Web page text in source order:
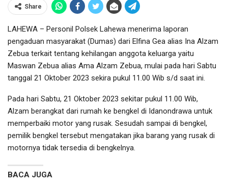
Share
LAHEWA – Personil Polsek Lahewa menerima laporan
pengaduan masyarakat (Dumas) dari Elfina Gea alias Ina Alzam
Zebua terkait tentang kehilangan anggota keluarga yaitu
Maswan Zebua alias Ama Alzam Zebua, mulai pada hari Sabtu
tanggal 21 Oktober 2023 sekira pukul 11.00 Wib s/d saat ini.
Pada hari Sabtu, 21 Oktober 2023 sekitar pukul 11.00 Wib,
Alzam berangkat dari rumah ke bengkel di Idanondrawa untuk
memperbaiki motor yang rusak. Sesudah sampai di bengkel,
pemilik bengkel tersebut mengatakan jika barang yang rusak di
motornya tidak tersedia di bengkelnya.
BACA JUGA